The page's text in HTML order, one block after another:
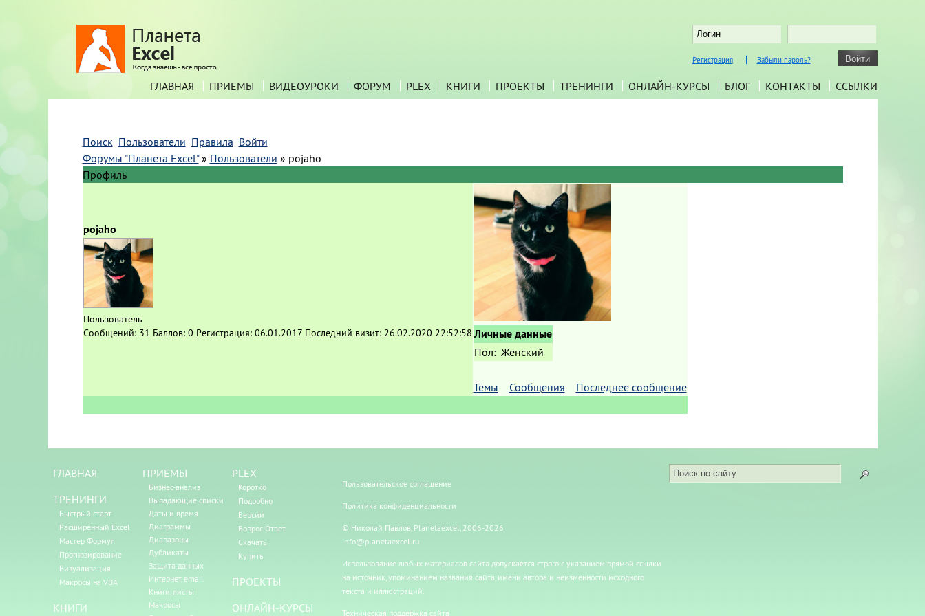
Регистрация Забыли пароль?
ГЛАВНАЯ ПРИЕМЫ ВИДЕОУРОКИ ФОРУМ PLEX КНИГИ ПРОЕКТЫ ТРЕНИНГИ ОНЛАЙН-КУРСЫ БЛОГ КОНТАКТЫ ССЫЛКИ
Поиск Пользователи Правила Войти
Форумы "Планета Excel" » Пользователи » pojaho
Профиль
pojaho
Пользователь
Сообщений: 31 Баллов: 0 Регистрация: 06.01.2017 Последний визит: 26.02.2020 22:52:58Личные данные
Пол: Женский
Темы Сообщения Последнее сообщение
ГЛАВНАЯ
ТРЕНИНГИ
Быстрый старт
Расширенный Excel
Мастер Формул
Прогнозирование
Визуализация
Макросы на VBA
КНИГИ
ПРИЕМЫ
Бизнес-анализ
Выпадающие списки
Даты и время
Диаграммы
Диапазоны
Дубликаты
Защита данных
Интернет, email
Книги, листы
Макросы
PLEX
Коротко
Подробно
Версии
Вопрос-Ответ
Скачать
Купить
ПРОЕКТЫ
ОНЛАЙН-КУРСЫ
Пользовательское соглашение
Политика конфиденциальности
© Николай Павлов, Planetaexcel, 2006-2026
info@planetaexcel.ru
Использование любых материалов сайта допускается строго с указанием прямой ссылки
на источник, упоминанием названия сайта, имени автора и неизменности исходного
текста и иллюстраций.
Техническая поддержка сайта